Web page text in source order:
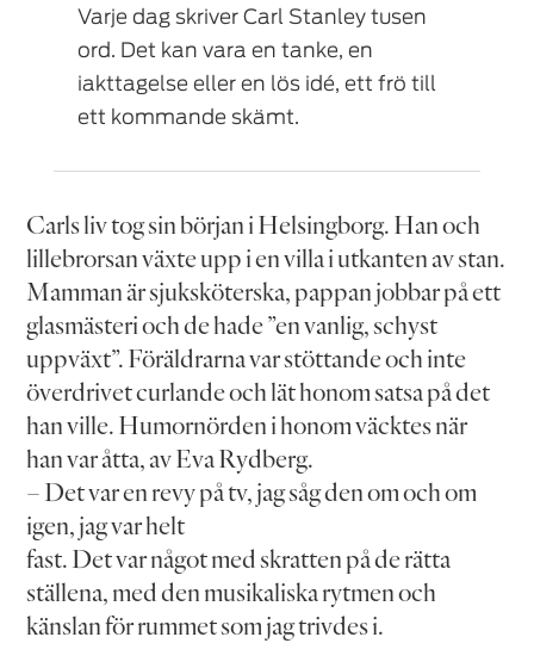
Varje dag skriver Carl Stanley tusen
ord. Det kan vara en tanke, en
iakttagelse eller en lös idé, ett frö till
ett kommande skämt.
Carls liv tog sin början i Helsingborg. Han och
lillebrorsan växte upp i en villa i utkanten av stan.
Mamman är sjuksköterska, pappan jobbar på ett
glasmästeri och de hade ”en vanlig, schyst
uppväxt”. Föräldrarna var stöttande och inte
överdrivet curlande och lät honom satsa på det
han ville. Humornörden i honom väcktes när
han var åtta, av Eva Rydberg.
– Det var en revy på tv, jag såg den om och om
igen, jag var helt
fast. Det var något med skratten på de rätta
ställena, med den musikaliska rytmen och
känslan för rummet som jag trivdes i.